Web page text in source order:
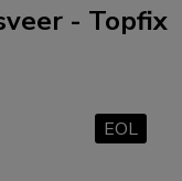
- Topfix
EOL